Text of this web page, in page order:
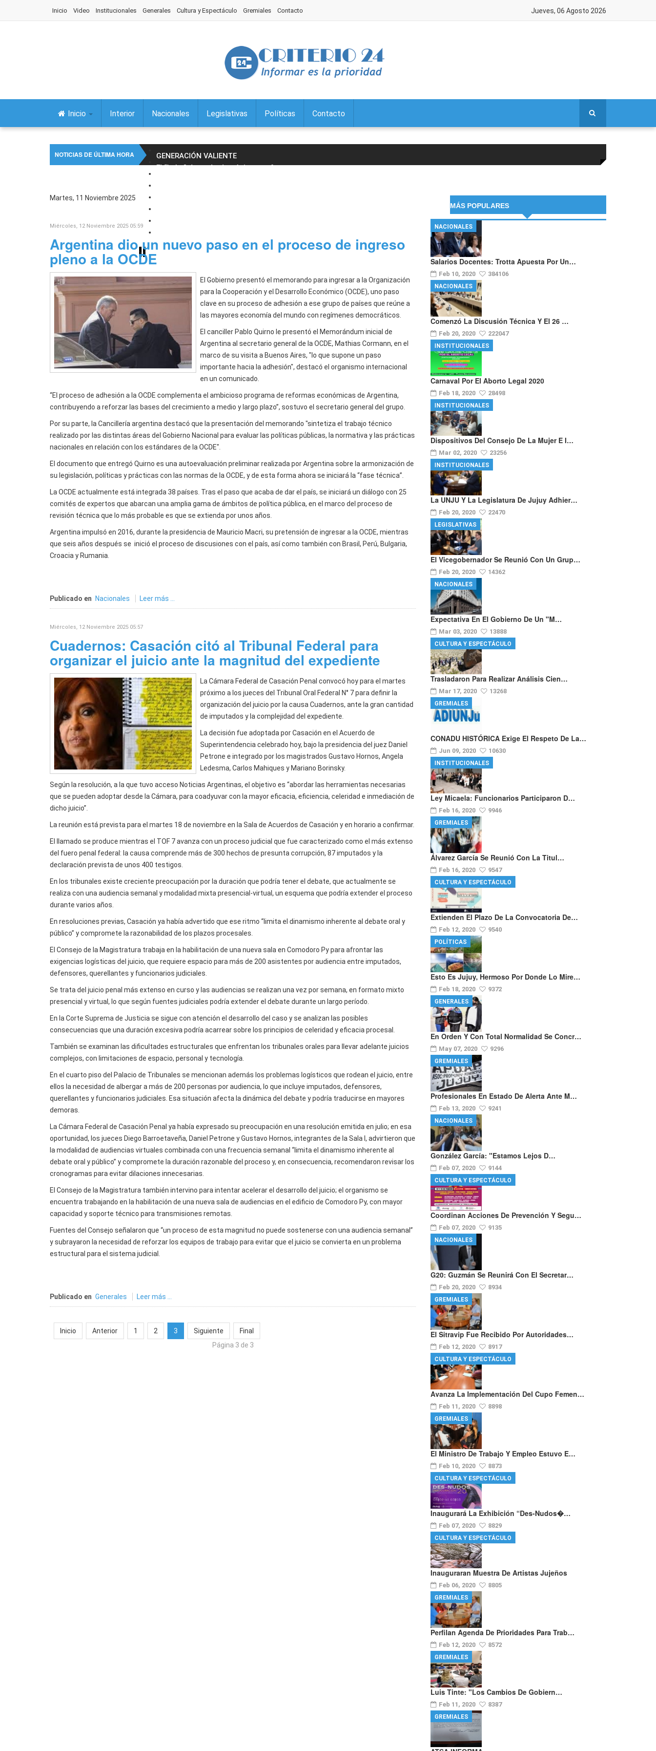
Inicio Video Institucionales Generales Cultura y Espectáculo Gremiales Contacto Jueves, 06 Agosto 2026
Inicio Interior Nacionales Legislativas Políticas Contacto
NOTICIAS DE ÚLTIMA HORA
GENERACIÓN VALIENTE
El “Lobo” da vuelta la página y enfrenta…
"Jujuy acompaña" para fortalecer estrategias por las lactancias
›‹
Martes, 11 Noviembre 2025
Miércoles, 12 Noviembre 2025 05:59
Argentina dio un nuevo paso en el proceso de ingreso
pleno a la OCDE
El Gobierno presentó el memorando para ingresar a la Organización
para la Cooperación y el Desarrollo Económico (OCDE), uno paso
clave en su proceso de adhesión a ese grupo de países que reúne a
las mayores economía del mundo con regímenes democráticos.
El canciller Pablo Quirno le presentó el Memorándum inicial de
Argentina al secretario general de la OCDE, Mathias Cormann, en el
marco de su visita a Buenos Aires, "lo que supone un paso
importante hacia la adhesión", destacó el organismo internacional
en un comunicado.
“El proceso de adhesión a la OCDE complementa el ambicioso programa de reformas económicas de Argentina,
contribuyendo a reforzar las bases del crecimiento a medio y largo plazo”, sostuvo el secretario general del grupo.
Por su parte, la Cancillería argentina destacó que la presentación del memorando "sintetiza el trabajo técnico
realizado por las distintas áreas del Gobierno Nacional para evaluar las políticas públicas, la normativa y las prácticas
nacionales en relación con los estándares de la OCDE".
El documento que entregó Quirno es una autoevaluación preliminar realizada por Argentina sobre la armonización de
su legislación, políticas y prácticas con las normas de la OCDE, y de esta forma ahora se iniciará la “fase técnica”.
La OCDE actualmente está integrada 38 países. Tras el paso que acaba de dar el país, se iniciará un diálogo con 25
comités de expertos que abarcan una amplia gama de ámbitos de política pública, en el marco del proceso de
revisión técnica que lo más probable es que se extienda por unos años.
Argentina impulsó en 2016, durante la presidencia de Mauricio Macri, su pretensión de ingresar a la OCDE, mientras
que seis años después se inició el proceso de discusiones con el país, así como también con Brasil, Perú, Bulgaria,
Croacia y Rumania.
Publicado en Nacionales Leer más ...
Miércoles, 12 Noviembre 2025 05:57
Cuadernos: Casación citó al Tribunal Federal para
organizar el juicio ante la magnitud del expediente
La Cámara Federal de Casación Penal convocó hoy para el martes
próximo a los jueces del Tribunal Oral Federal N° 7 para definir la
organización del juicio por la causa Cuadernos, ante la gran cantidad
de imputados y la complejidad del expediente.
La decisión fue adoptada por Casación en el Acuerdo de
Superintendencia celebrado hoy, bajo la presidencia del juez Daniel
Petrone e integrado por los magistrados Gustavo Hornos, Angela
Ledesma, Carlos Mahiques y Mariano Borinsky.
Según la resolución, a la que tuvo acceso Noticias Argentinas, el objetivo es “abordar las herramientas necesarias
que se pueden adoptar desde la Cámara, para coadyuvar con la mayor eficacia, eficiencia, celeridad e inmediación de
dicho juicio”.
La reunión está prevista para el martes 18 de noviembre en la Sala de Acuerdos de Casación y en horario a confirmar.
El llamado se produce mientras el TOF 7 avanza con un proceso judicial que fue caracterizado como el más extenso
del fuero penal federal: la causa comprende más de 300 hechos de presunta corrupción, 87 imputados y la
declaración prevista de unos 400 testigos.
En los tribunales existe creciente preocupación por la duración que podría tener el debate, que actualmente se
realiza con una audiencia semanal y modalidad mixta presencial-virtual, un esquema que podría extender el proceso
durante varios años.
En resoluciones previas, Casación ya había advertido que ese ritmo “limita el dinamismo inherente al debate oral y
público” y compromete la razonabilidad de los plazos procesales.
El Consejo de la Magistratura trabaja en la habilitación de una nueva sala en Comodoro Py para afrontar las
exigencias logísticas del juicio, que requiere espacio para más de 200 asistentes por audiencia entre imputados,
defensores, querellantes y funcionarios judiciales.
Se trata del juicio penal más extenso en curso y las audiencias se realizan una vez por semana, en formato mixto
presencial y virtual, lo que según fuentes judiciales podría extender el debate durante un largo período.
En la Corte Suprema de Justicia se sigue con atención el desarrollo del caso y se analizan las posibles
consecuencias que una duración excesiva podría acarrear sobre los principios de celeridad y eficacia procesal.
También se examinan las dificultades estructurales que enfrentan los tribunales orales para llevar adelante juicios
complejos, con limitaciones de espacio, personal y tecnología.
En el cuarto piso del Palacio de Tribunales se mencionan además los problemas logísticos que rodean el juicio, entre
ellos la necesidad de albergar a más de 200 personas por audiencia, lo que incluye imputados, defensores,
querellantes y funcionarios judiciales. Esa situación afecta la dinámica del debate y podría traducirse en mayores
demoras.
La Cámara Federal de Casación Penal ya había expresado su preocupación en una resolución emitida en julio; en esa
oportunidad, los jueces Diego Barroetaveña, Daniel Petrone y Gustavo Hornos, integrantes de la Sala I, advirtieron que
la modalidad de audiencias virtuales combinada con una frecuencia semanal “limita el dinamismo inherente al
debate oral y público” y compromete la duración razonable del proceso y, en consecuencia, recomendaron revisar los
cronogramas para evitar dilaciones innecesarias.
El Consejo de la Magistratura también intervino para intentar acelerar el desarrollo del juicio; el organismo se
encuentra trabajando en la habilitación de una nueva sala de audiencias en el edificio de Comodoro Py, con mayor
capacidad y soporte técnico para transmisiones remotas.
Fuentes del Consejo señalaron que “un proceso de esta magnitud no puede sostenerse con una audiencia semanal”
y subrayaron la necesidad de reforzar los equipos de trabajo para evitar que el juicio se convierta en un problema
estructural para el sistema judicial.
Publicado en Generales Leer más ...
Inicio Anterior 1 2 3 Siguiente
Final
Página 3 de 3
MÁS POPULARES
Salarios Docentes: Trotta Apuesta Por Un…
Feb 10, 2020 384106
NACIONALES
Comenzó La Discusión Técnica Y El 26 …
Feb 20, 2020 222047
NACIONALES
Carnaval Por El Aborto Legal 2020
Feb 18, 2020 28498
INSTITUCIONALES
Dispositivos Del Consejo De La Mujer E I…
Mar 02, 2020 23256
INSTITUCIONALES
La UNJU Y La Legislatura De Jujuy Adhier…
Feb 20, 2020 22470
INSTITUCIONALES
El Vicegobernador Se Reunió Con Un Grup…
Feb 20, 2020 14362
LEGISLATIVAS
Expectativa En El Gobierno De Un "m…
Mar 03, 2020 13888
NACIONALES
Trasladaron Para Realizar Análisis Cien…
Mar 17, 2020 13268
CULTURA Y ESPECTÁCULO
CONADU HISTÓRICA Exige El Respeto De La…
Jun 09, 2020 10630
GREMIALES
Ley Micaela: Funcionarios Participaron D…
Feb 16, 2020 9946
INSTITUCIONALES
Álvarez García Se Reunió Con La Titul…
Feb 16, 2020 9547
GREMIALES
Extienden El Plazo De La Convocatoria De…
Feb 12, 2020 9540
CULTURA Y ESPECTÁCULO
Esto Es Jujuy, Hermoso Por Donde Lo Mire…
Feb 18, 2020 9372
POLÍTICAS
En Orden Y Con Total Normalidad Se Concr…
May 07, 2020 9296
GENERALES
Profesionales En Estado De Alerta Ante M…
Feb 13, 2020 9241
GREMIALES
González García: "Estamos Lejos D…
Feb 07, 2020 9144
NACIONALES
Coordinan Acciones De Prevención Y Segu…
Feb 07, 2020 9135
CULTURA Y ESPECTÁCULO
G20: Guzmán Se Reunirá Con El Secretar…
Feb 20, 2020 8934
NACIONALES
El Sitravip Fue Recibido Por Autoridades…
Feb 12, 2020 8917
GREMIALES
Avanza La Implementación Del Cupo Femen…
Feb 11, 2020 8898
CULTURA Y ESPECTÁCULO
El Ministro De Trabajo Y Empleo Estuvo E…
Feb 10, 2020 8873
GREMIALES
Inaugurará La Exhibición “Des-Nudos�…
Feb 07, 2020 8829
CULTURA Y ESPECTÁCULO
Inauguraran Muestra De Artistas Jujeños
Feb 06, 2020 8805
CULTURA Y ESPECTÁCULO
Perfilan Agenda De Prioridades Para Trab…
Feb 12, 2020 8572
GREMIALES
Luis Tinte: "los Cambios De Gobiern…
Feb 11, 2020 8387
GREMIALES
GREMIALES